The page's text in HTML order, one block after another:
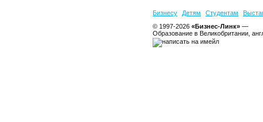
Бизнесу Детям Студентам
© 1997-2026 «Бизнес-Линк» —
Образование в Великобритании,